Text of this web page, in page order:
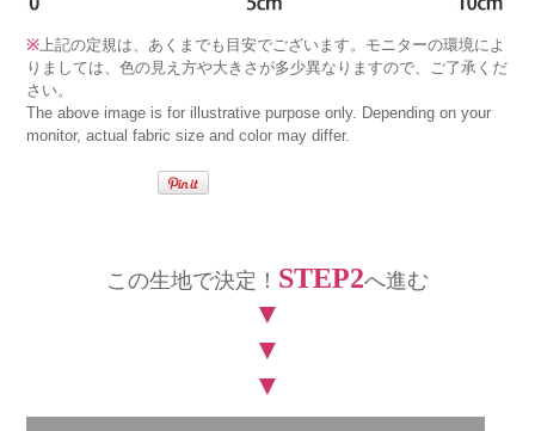
※上記の定規は、あくまでも目安でございます。モニターの環境によ
りましては、色の見え方や大きさが多少異なりますので、ご了承くだ
さい。
The above image is for illustrative purpose only. Depending on your
monitor, actual fabric size and color may differ.
この生地で決定！ STEP2へ進む
▼
▼
▼